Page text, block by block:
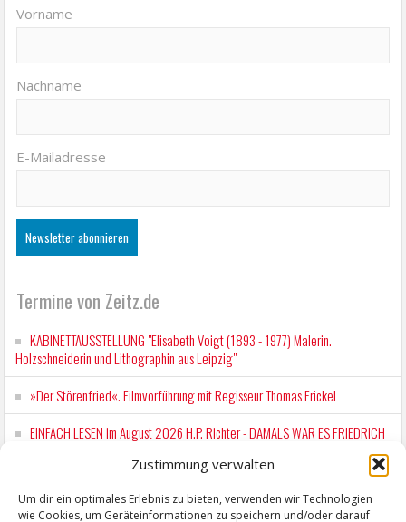
Zustimmung verwalten
Um dir ein optimales Erlebnis zu bieten, verwenden wir Technologien
wie Cookies, um Geräteinformationen zu speichern und/oder darauf
Vorname
Nachname
E-Mailadresse
Termine von Zeitz.de
KABINETTAUSSTELLUNG "Elisabeth Voigt (1893 - 1977) Malerin.
Holzschneiderin und Lithographin aus Leipzig"
»Der Störenfried«. Filmvorführung mit Regisseur Thomas Frickel
EINFACH LESEN im August 2026 H.P. Richter - DAMALS WAR ES FRIEDRICH